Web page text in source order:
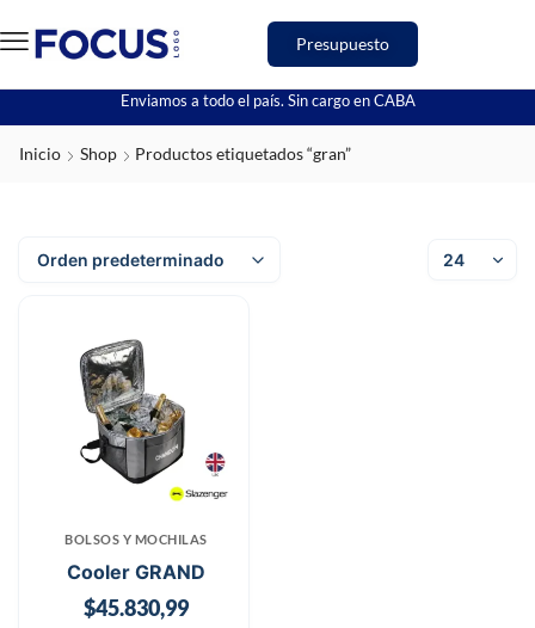
Presupuesto
Enviamos a todo el país. Sin cargo en CABA
Inicio Shop Productos etiquetados “gran”
BOLSOS Y MOCHILAS
Cooler GRAND
$45.830,99